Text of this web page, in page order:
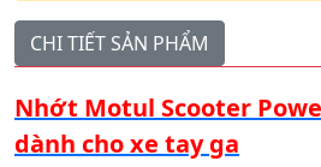
CHI TIẾT SẢN PHẨM
Nhớt Motul Scooter
dành cho xe tay ga